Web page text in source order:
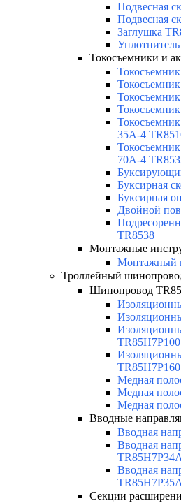
Подвесная
Подвесная
Заглушка
Токосъемники и
35А-4
70А-4
Буксирная
Буксирная
Двойной
TR8538
Монтажные
Монтажный
Троллейный
Шинопровод
Медная
Медная
Медная
Вводные
Вводная
Вводная
Вводная
Секции